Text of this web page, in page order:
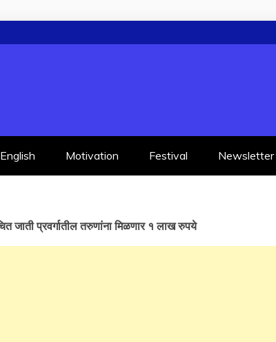
English Motivation Festival Newsletter
प्रवर्गातील तरुणांना मिळणार १ लाख रुपये